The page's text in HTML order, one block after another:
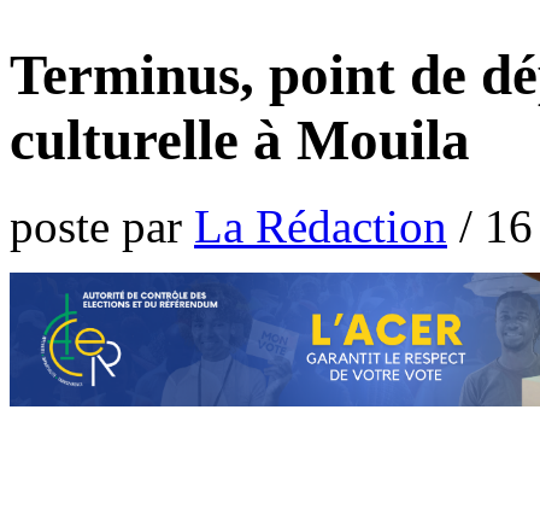
Terminus, point de
culturelle à Mouila
poste par La Rédaction /